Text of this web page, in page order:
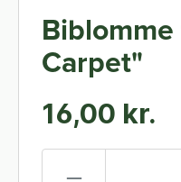
Biblomme
Carpet"
16,00 kr.